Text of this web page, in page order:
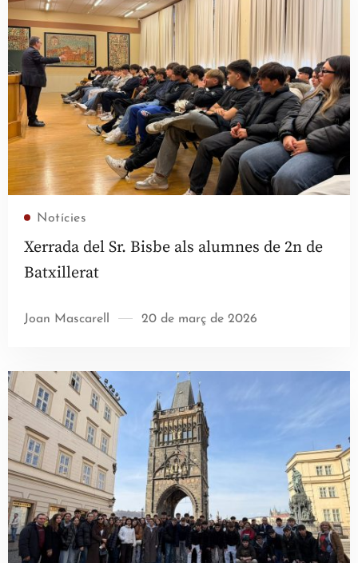
Notícies
Xerrada del Sr. Bisbe als alumnes de 2n de
Batxillerat
Joan Mascarell 20 de març de 2026